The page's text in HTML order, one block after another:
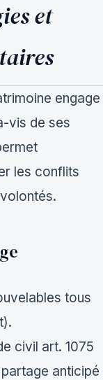
et
engage
vis de ses
les conflits
tous
civil art. 1075
anticipé